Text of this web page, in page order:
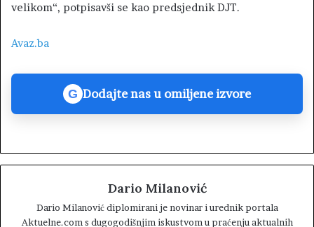
velikom“, potpisavši se kao predsjednik DJT.
Avaz.ba
G Dodajte nas u omiljene izvore
Dario Milanović
Dario Milanović diplomirani je novinar i urednik portala
Aktuelne.com s dugogodišnjim iskustvom u praćenju aktualnih